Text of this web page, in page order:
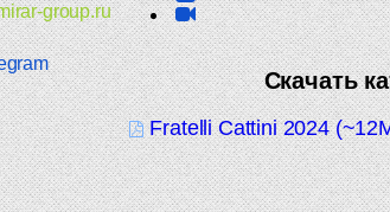
Скачать
Fratelli Cattini 2024
group.ru